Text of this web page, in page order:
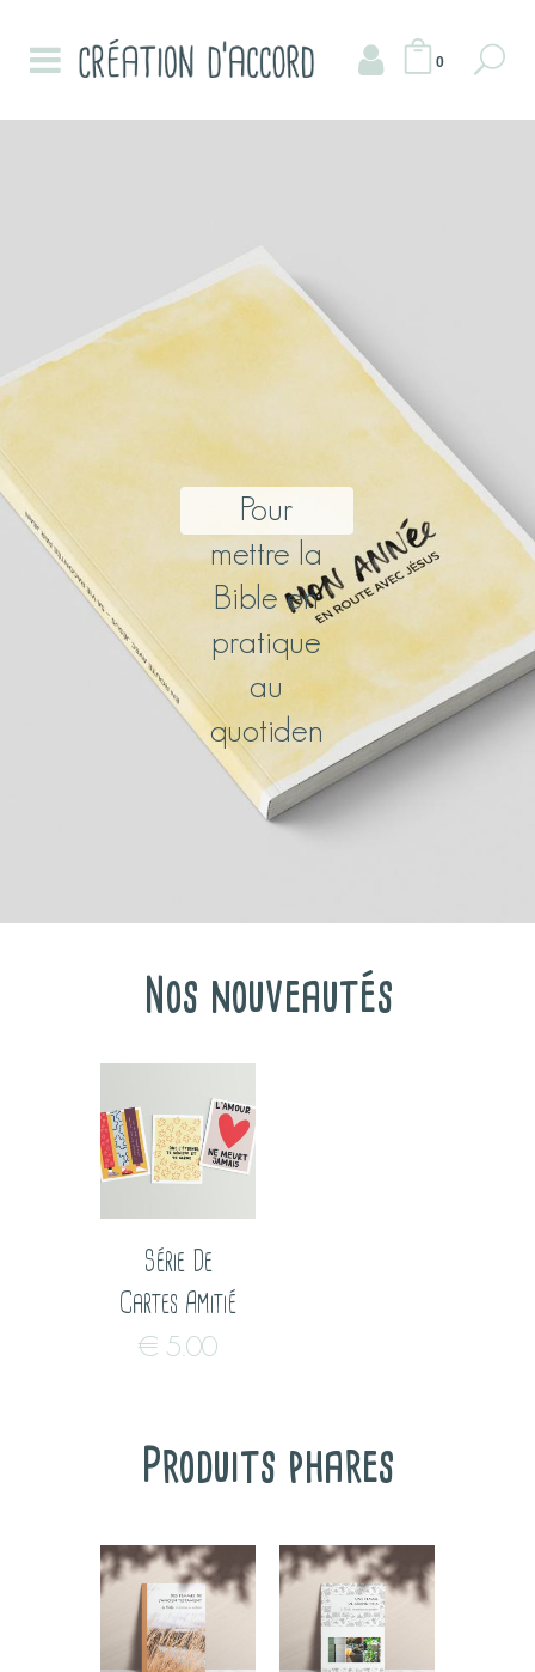
0
Pour
mettre la
Bible en
pratique
au
quotiden
Nos nouveautés
Série De
Cartes Amitié
€ 5.00
Produits phares